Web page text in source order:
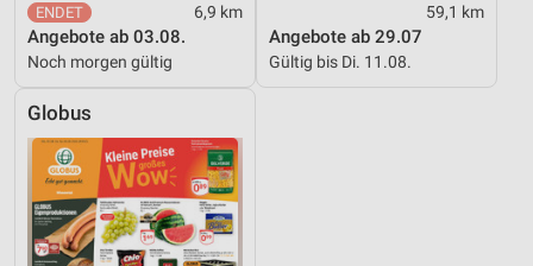
6,9 km
Angebote ab 03.08.
Noch morgen gültig
59,1 km
Angebote ab 29.07
Gültig bis Di. 11.08.
Globus